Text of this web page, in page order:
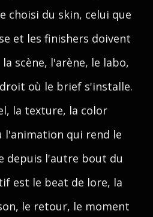
choisi du skin, celui que
et les finishers doivent
scène, l'arène, le labo,
où le brief s'installe.
la texture, la color
l'animation qui rend le
depuis l'autre bout du
est le beat de lore, la
le retour, le moment